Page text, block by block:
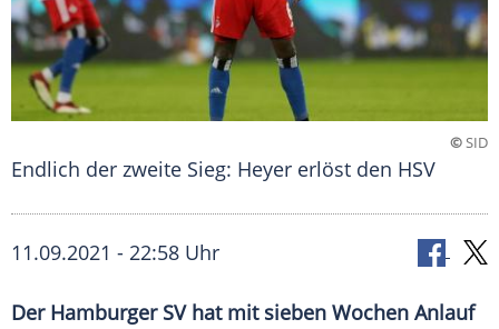
©SID
Endlich der zweite Sieg: Heyer erlöst den HSV
11.09.2021 - 22:58 Uhr
Der Hamburger SVhat mit sieben Wochen Anlauf